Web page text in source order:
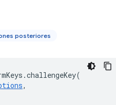
posteriores
.challengeKey(
,